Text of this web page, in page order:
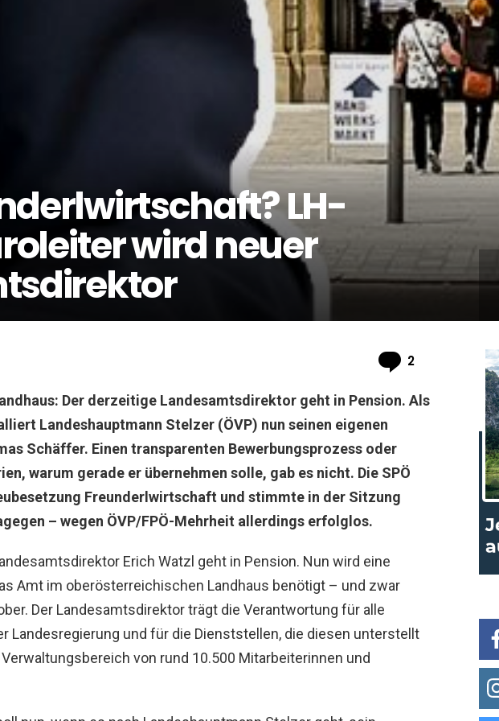
LH-
wird neuer
2 Kommentare
Der derzeitige Landesamtsdirektor geht in Pension. Als
Landeshauptmann Stelzer (ÖVP) nun seinen eigenen
Schäffer. Einen transparenten Bewerbungsprozess oder
warum gerade er übernehmen solle, gab es nicht. Die SPÖ
Freunderlwirtschaft und stimmte in der Sitzung
– wegen ÖVP/FPÖ-Mehrheit allerdings erfolglos.
Erich Watzl geht in Pension. Nun wird eine
Amt im oberösterreichischen Landhaus benötigt – und zwar
Der Landesamtsdirektor trägt die Verantwortung für alle
Landesregierung und für die Dienststellen, die diesen unterstellt
von rund 10.500 Mitarbeiterinnen und